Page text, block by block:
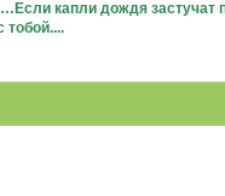
капли дождя
тобой....